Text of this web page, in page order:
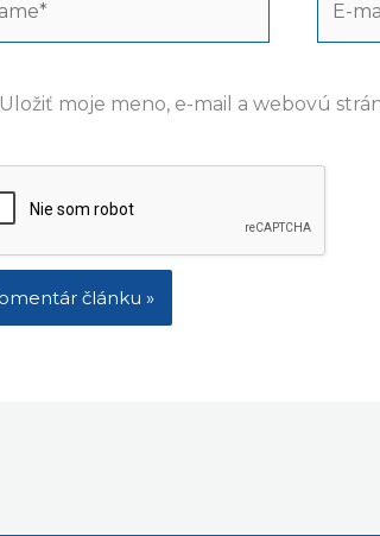
Uložiť moje meno, e-mail a webovú